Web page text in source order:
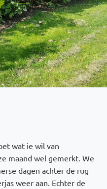
wat ie wil van
maand wel gemerkt. We
dagen achter de rug
weer aan. Echter de